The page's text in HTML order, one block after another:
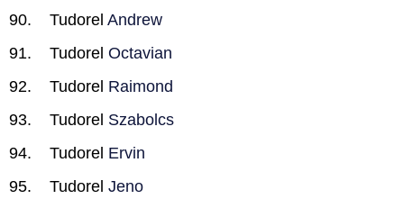
Tudorel Andrew
Tudorel Octavian
Tudorel Raimond
Tudorel Szabolcs
Tudorel Ervin
Tudorel Jeno